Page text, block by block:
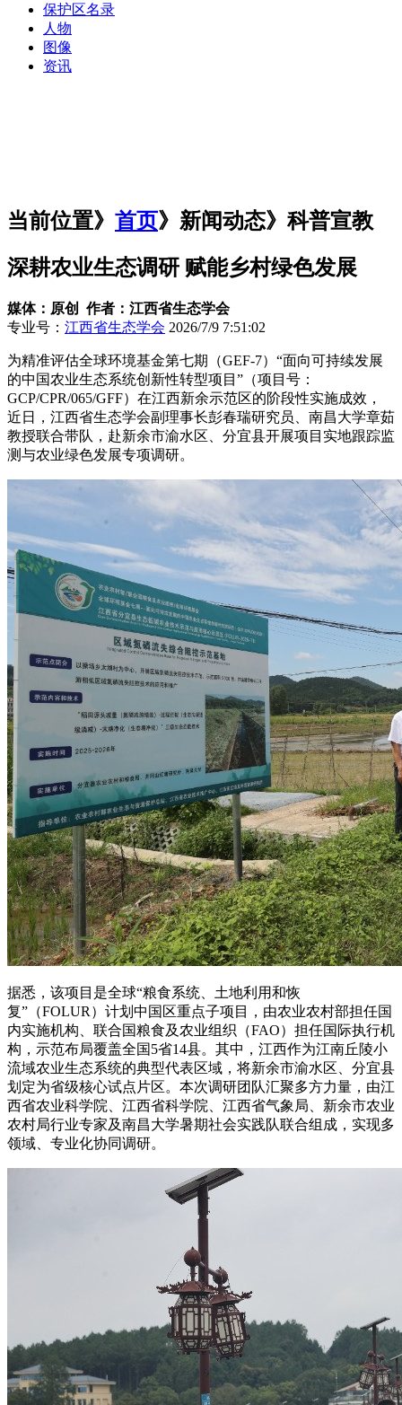
保护区名录
人物
图像
资讯
当前位置》 首页》 新闻动态》科普宣教
深耕农业生态调研 赋能乡村绿色发展
媒体：原创 作者：江西省生态学会
专业号： 江西省生态学会 2026/7/9 7:51:02
为精准评估全球环境基金第七期（GEF-7）“面向可持续发展
的中国农业生态系统创新性转型项目”（项目号：
GCP/CPR/065/GFF）在江西新余示范区的阶段性实施成效，
近日，江西省生态学会副理事长彭春瑞研究员、南昌大学章茹
教授联合带队，赴新余市渝水区、分宜县开展项目实地跟踪监
测与农业绿色发展专项调研。
据悉，该项目是全球“粮食系统、土地利用和恢
复”（FOLUR）计划中国区重点子项目，由农业农村部担任国
内实施机构、联合国粮食及农业组织（FAO）担任国际执行机
构，示范布局覆盖全国5省14县。其中，江西作为江南丘陵小
流域农业生态系统的典型代表区域，将新余市渝水区、分宜县
划定为省级核心试点片区。本次调研团队汇聚多方力量，由江
西省农业科学院、江西省科学院、江西省气象局、新余市农业
农村局行业专家及南昌大学暑期社会实践队联合组成，实现多
领域、专业化协同调研。